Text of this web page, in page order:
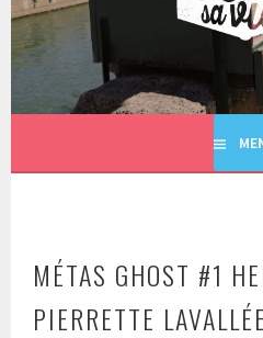
MÉTAS GHOST #1
PIERRETTE LAVALLÉE